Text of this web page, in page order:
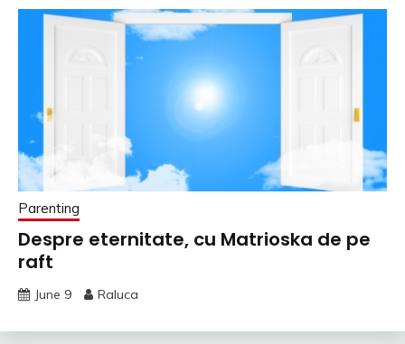
Parenting
Despre eternitate, cu Matrioska de pe
raft
June 9 Raluca